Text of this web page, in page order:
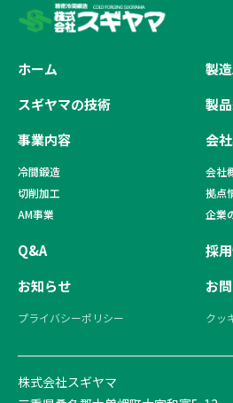
ホーム
スギヤマの技術
事業内容
冷間鍛造
切削加工
AM事業
製
製
会
会社
拠点
企業
Q&A
採
お知らせ
お
プライバシーポリシー クッ
株式会社スギヤマ